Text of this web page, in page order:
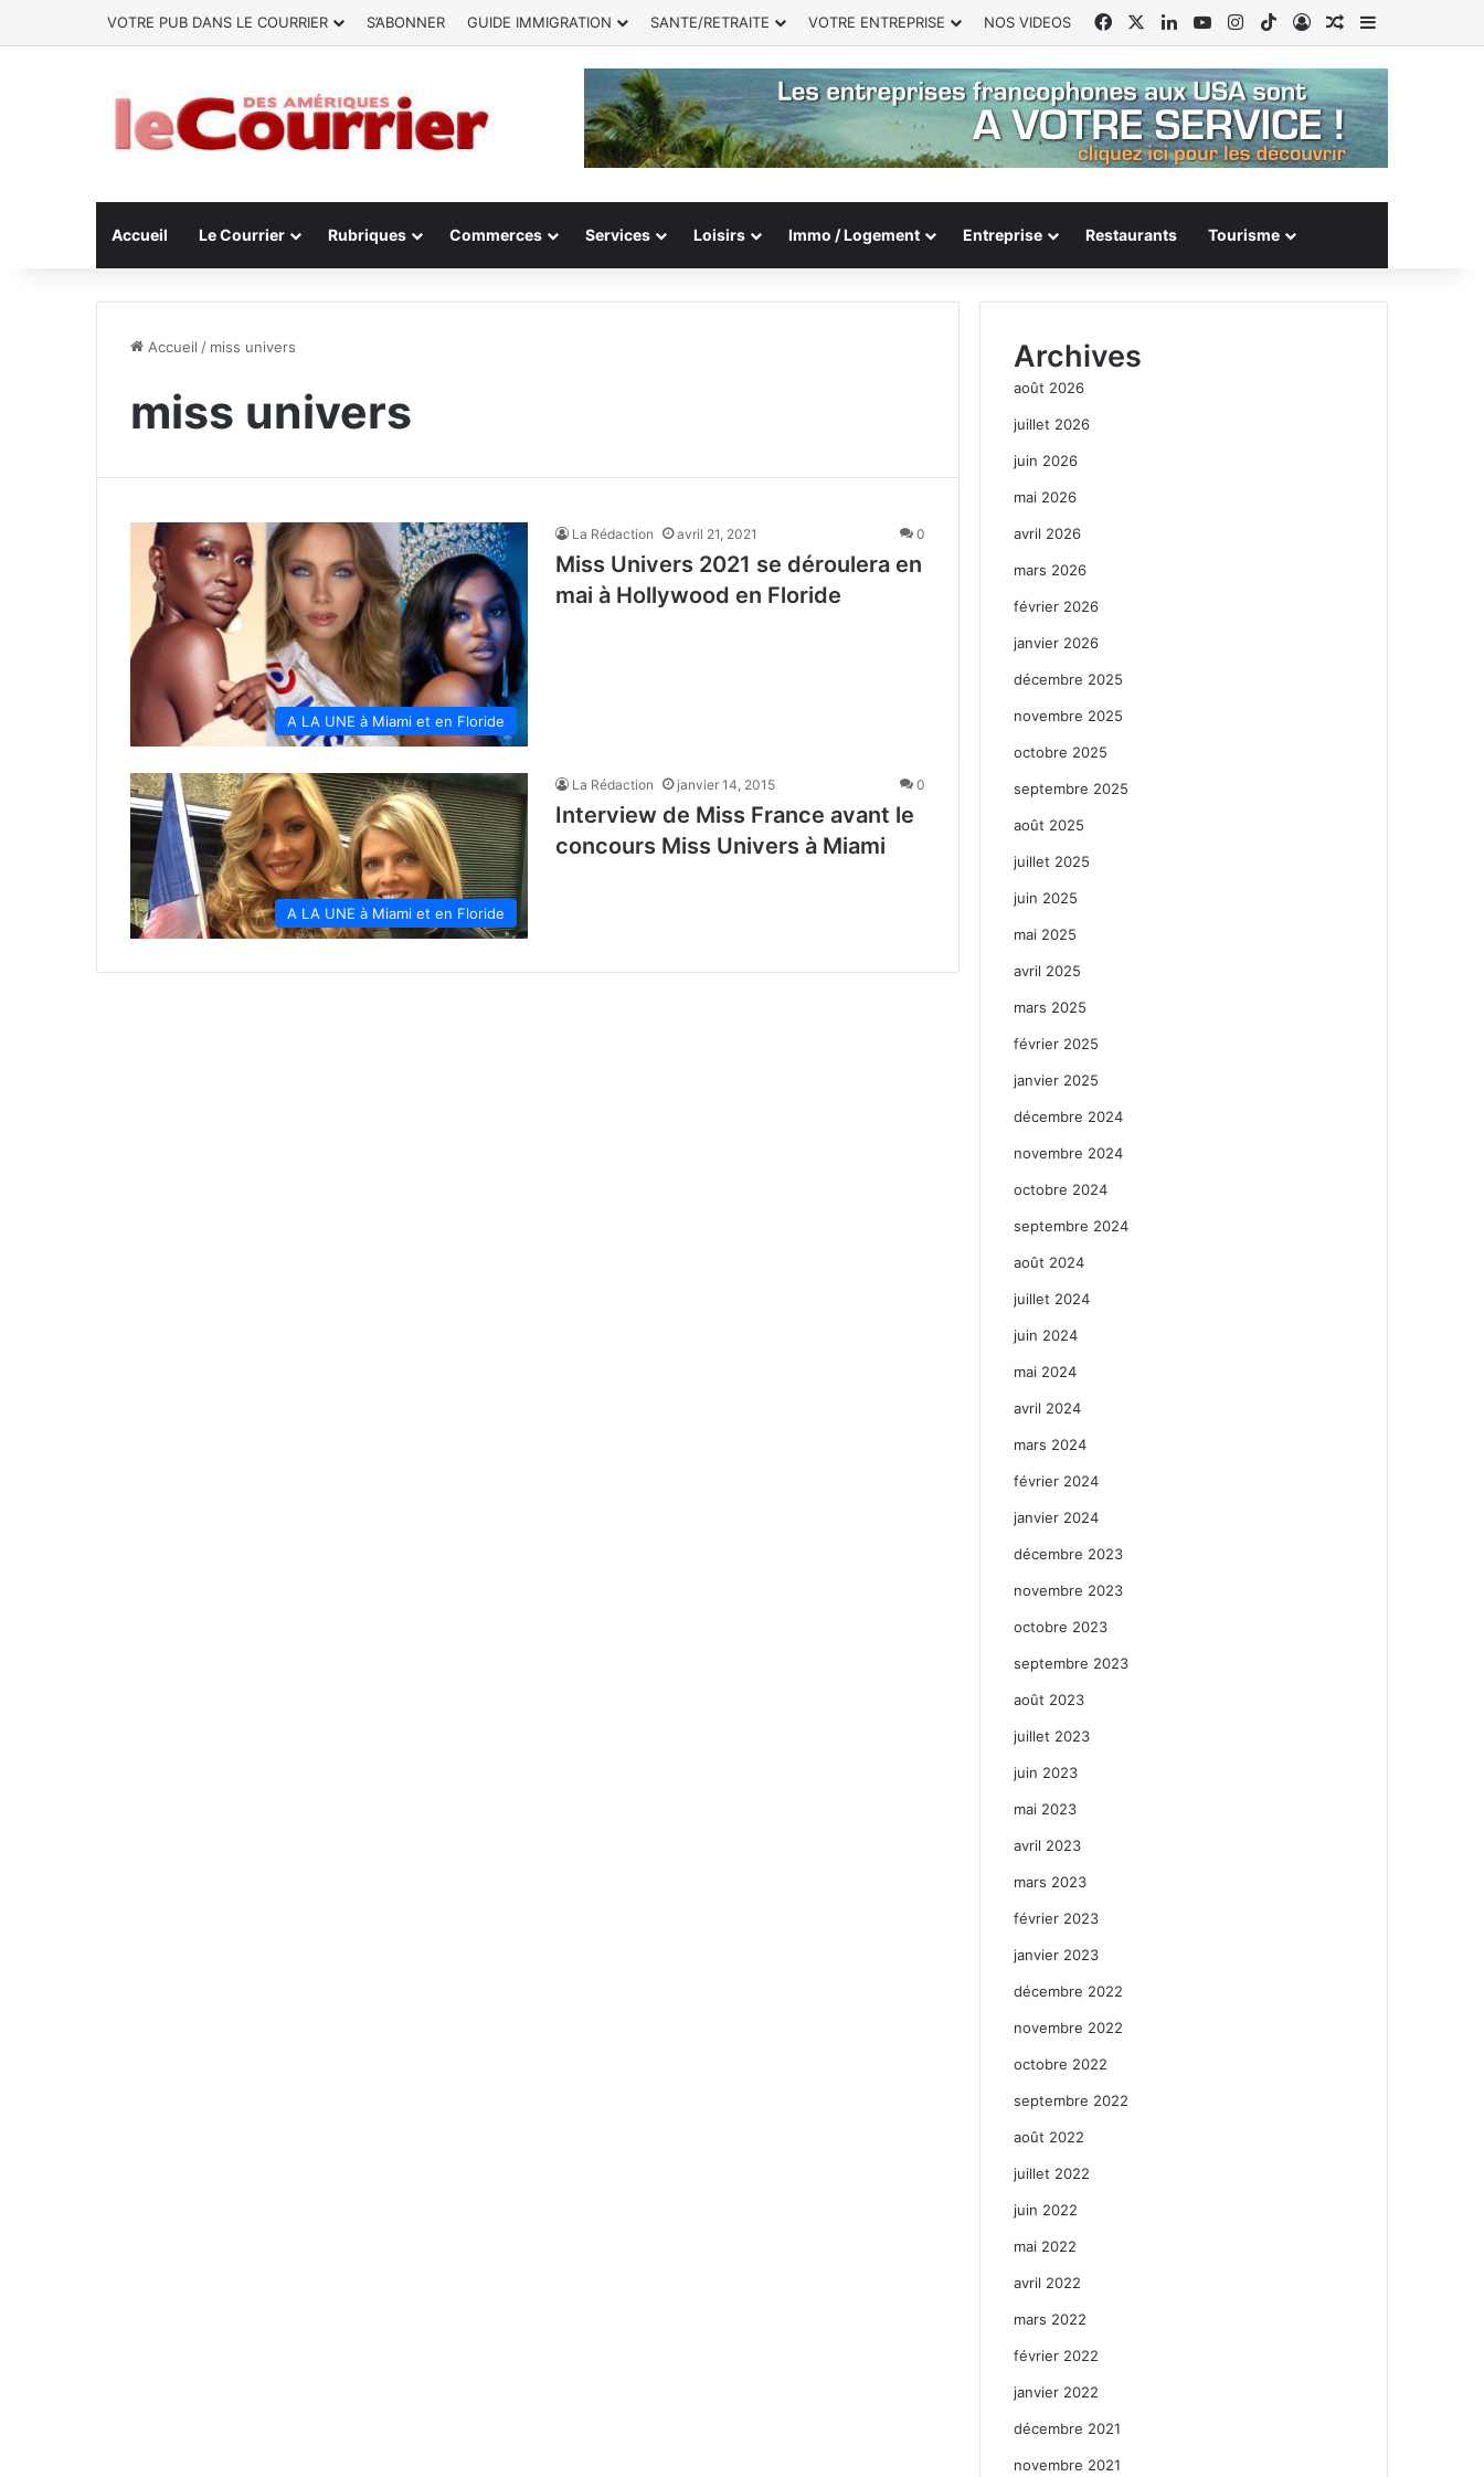
VOTRE PUB DANS LE COURRIER S’ABONNER GUIDE IMMIGRATION SANTE/RETRAITE VOTRE ENTREPRISE NOS VIDEOS FacebookLinkedinYouTubeInstagram
TikTokConnexion
Article Aléatoire
Sidebar
Accueil Le Courrier Rubriques Commerces Services Loisirs Immo / Logement Entreprise Restaurants Tourisme
Accueil / miss univers
miss univers
A LA UNE à Miami et en Floride
La Rédaction avril 21, 2021 0
Miss Univers 2021 se déroulera en
mai à Hollywood en Floride
A LA UNE à Miami et en Floride
La Rédaction janvier 14, 2015 0
Interview de Miss France avant le
concours Miss Univers à Miami
Archives
août 2026
juillet 2026
juin 2026
mai 2026
avril 2026
mars 2026
février 2026
janvier 2026
décembre 2025
novembre 2025
octobre 2025
septembre 2025
août 2025
juillet 2025
juin 2025
mai 2025
avril 2025
mars 2025
février 2025
janvier 2025
décembre 2024
novembre 2024
octobre 2024
septembre 2024
août 2024
juillet 2024
juin 2024
mai 2024
avril 2024
mars 2024
février 2024
janvier 2024
décembre 2023
novembre 2023
octobre 2023
septembre 2023
août 2023
juillet 2023
juin 2023
mai 2023
avril 2023
mars 2023
février 2023
janvier 2023
décembre 2022
novembre 2022
octobre 2022
septembre 2022
août 2022
juillet 2022
juin 2022
mai 2022
avril 2022
mars 2022
février 2022
janvier 2022
décembre 2021
novembre 2021